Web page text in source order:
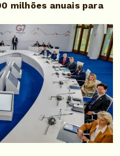
milhões anuais para